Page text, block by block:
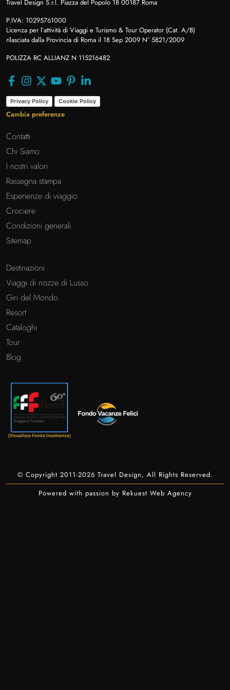
Travel Design S.r.l. Piazza del Popolo 18 00187 Roma
P.IVA: 10295761000
Licenza per l’attività di Viaggi e Turismo & Tour Operator (Cat. A/B)
rilasciata dalla Provincia di Roma il 18 Sep 2009 N° 5821/2009
POLIZZA RC ALLIANZ N 115216482
Privacy Policy Cookie Policy
Cambia preferenze
Contatti
Chi Siamo
I nostri valori
Rassegna stampa
Esperienze di viaggio
Crociere
Condizioni generali
Sitemap
Destinazioni
Viaggi di nozze di Lusso
Giri del Mondo
Resort
Cataloghi
Tour
Blog
© Copyright 2011-2026 Travel Design, All Rights Reserved.
Powered with passion by Rekuest Web Agency